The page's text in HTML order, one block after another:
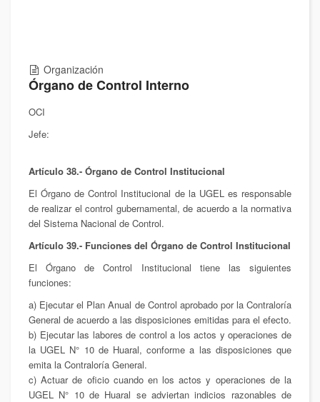
Organización
Órgano de Control Interno
OCI
Jefe:
Artículo 38.- Órgano de Control Institucional
El Órgano de Control Institucional de la UGEL es responsable
de realizar el control gubernamental, de acuerdo a la normativa
del Sistema Nacional de Control.
Artículo 39.- Funciones del Órgano de Control Institucional
El Órgano de Control Institucional tiene las siguientes
funciones:
a) Ejecutar el Plan Anual de Control aprobado por la Contraloría
General de acuerdo a las disposiciones emitidas para el efecto.
b) Ejecutar las labores de control a los actos y operaciones de
la UGEL N° 10 de Huaral, conforme a las disposiciones que
emita la Contraloría General.
c) Actuar de oficio cuando en los actos y operaciones de la
UGEL N° 10 de Huaral se adviertan indicios razonables de